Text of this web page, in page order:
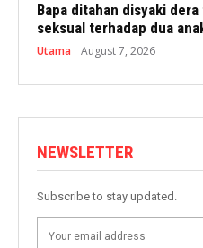
Bapa ditahan disyaki
seksual terhadap dua
Utama August 7, 2026
NEWSLETTER
Subscribe to stay updated.